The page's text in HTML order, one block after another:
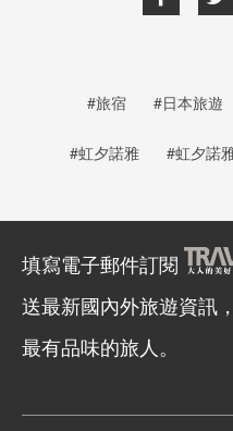
#旅宿 #日本旅遊
#虹夕諾雅 #虹夕諾
填寫電子郵件訂閱
送最新國內外旅遊資訊
最有品味的旅人。